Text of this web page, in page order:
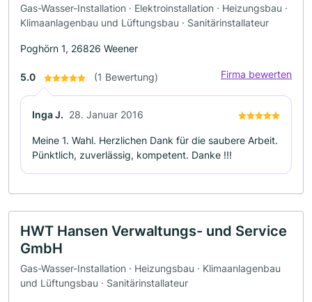
Gas-Wasser-Installation · Elektroinstallation · Heizungsbau ·
Klimaanlagenbau und Lüftungsbau · Sanitärinstallateur
Poghörn 1, 26826 Weener
5.0 (1 Bewertung) Firma bewerten
Inga J. 28. Januar 2016
Meine 1. Wahl. Herzlichen Dank für die saubere Arbeit.
Pünktlich, zuverlässig, kompetent. Danke !!!
HWT Hansen Verwaltungs- und Service
GmbH
Gas-Wasser-Installation · Heizungsbau · Klimaanlagenbau
und Lüftungsbau · Sanitärinstallateur